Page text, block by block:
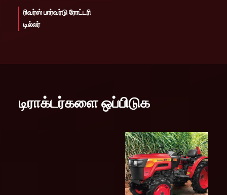
ரிவர்ஸ் பார்வர்டு ரோட்டரி
டில்லர்
டிராக்டர்களை ஒப்பிடுக